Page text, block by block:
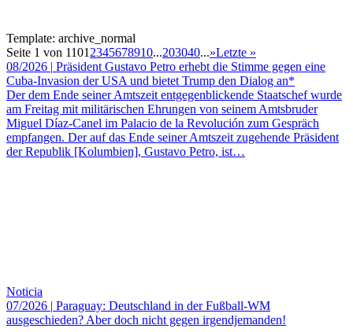
Template: archive_normal
Seite 1 von 1101 2345678910...203040...»Letzte »
08/2026 | Präsident Gustavo Petro erhebt die Stimme gegen eine
Cuba-Invasion der USA und bietet Trump den Dialog an*
Der dem Ende seiner Amtszeit entgegenblickende Staatschef wurde
am Freitag mit militärischen Ehrungen von seinem Amtsbruder
Miguel Díaz-Canel im Palacio de la Revolución zum Gespräch
empfangen. Der auf das Ende seiner Amtszeit zugehende Präsident
der Republik [Kolumbien], Gustavo Petro, ist…
Noticia
07/2026 | Paraguay: Deutschland in der Fußball-WM
ausgeschieden? Aber doch nicht gegen irgendjemanden!